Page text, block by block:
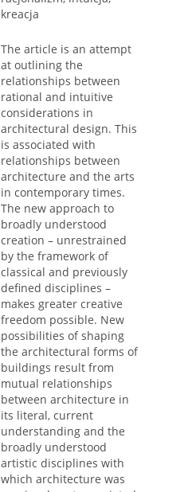
kreacja
The article is an attempt
at outlining the
relationships between
rational and intuitive
considerations in
architectural design. This
is associated with
relationships between
architecture and the arts
in contemporary times.
The new approach to
broadly understood
creation – unrestrained
by the framework of
classical and previously
defined disciplines –
makes greater creative
freedom possible. New
possibilities of shaping
the architectural forms of
buildings result from
mutual relationships
between architecture in
its literal, current
understanding and the
broadly understood
artistic disciplines with
which architecture was